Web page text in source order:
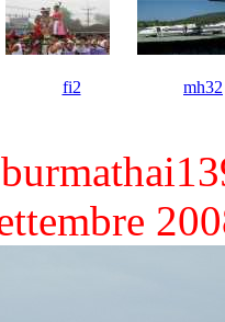
fi2 mh32